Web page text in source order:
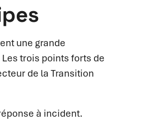
une grande
trois points forts de
de la Transition
à incident.